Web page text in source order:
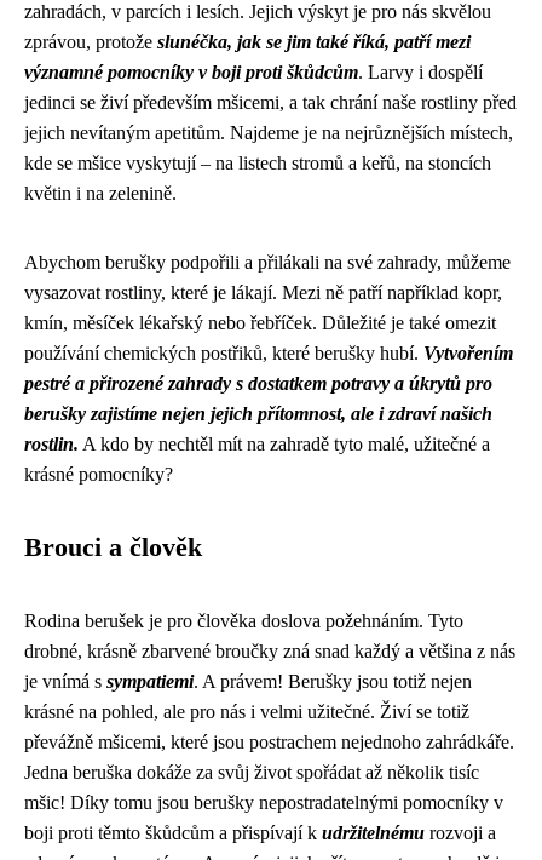
zahradách, v parcích i lesích. Jejich výskyt je pro nás skvělou
zprávou, protože slunéčka, jak se jim také říká, patří mezi
významné pomocníky v boji proti škůdcům. Larvy i dospělí
jedinci se živí především mšicemi, a tak chrání naše rostliny před
jejich nevítaným apetitům. Najdeme je na nejrůznějších místech,
kde se mšice vyskytují – na listech stromů a keřů, na stoncích
květin i na zelenině.
Abychom berušky podpořili a přilákali na své zahrady, můžeme
vysazovat rostliny, které je lákají. Mezi ně patří například kopr,
kmín, měsíček lékařský nebo řebříček. Důležité je také omezit
používání chemických postřiků, které berušky hubí. Vytvořením
pestré a přirozené zahrady s dostatkem potravy a úkrytů pro
berušky zajistíme nejen jejich přítomnost, ale i zdraví našich
rostlin. A kdo by nechtěl mít na zahradě tyto malé, užitečné a
krásné pomocníky?
Brouci a člověk
Rodina berušek je pro člověka doslova požehnáním. Tyto
drobné, krásně zbarvené broučky zná snad každý a většina z nás
je vnímá s sympatiemi. A právem! Berušky jsou totiž nejen
krásné na pohled, ale pro nás i velmi užitečné. Živí se totiž
převážně mšicemi, které jsou postrachem nejednoho zahrádkáře.
Jedna beruška dokáže za svůj život spořádat až několik tisíc
mšic! Díky tomu jsou berušky nepostradatelnými pomocníky v
boji proti těmto škůdcům a přispívají k udržitelnému rozvoji a